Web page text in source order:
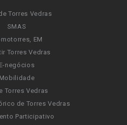
Torres Vedras
SMAS
EM
Torres Vedras
E-negócios
Mobilidade
Torres Vedras
de Torres Vedras
Participativo